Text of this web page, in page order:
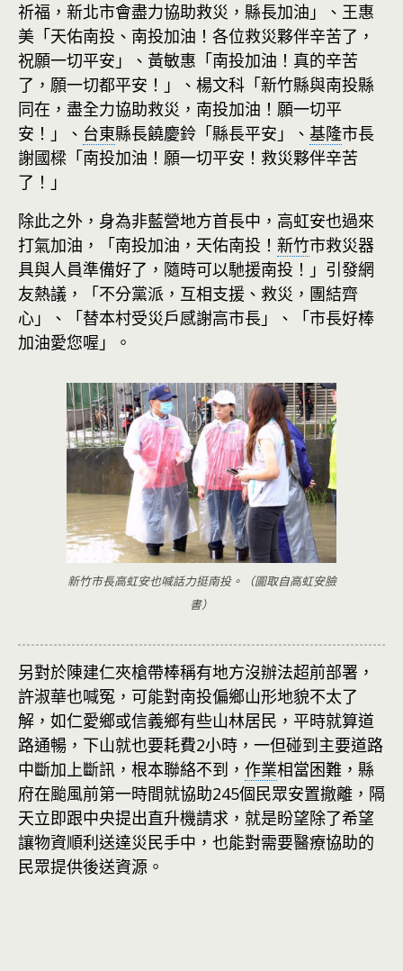
祈福，新北市會盡力協助救災，縣長加油」、王惠
美「天佑南投、南投加油！各位救災夥伴辛苦了，
祝願一切平安」、黃敏惠「南投加油！真的辛苦
了，願一切都平安！」、楊文科「新竹縣與南投縣
同在，盡全力協助救災，南投加油！願一切平
安！」、 台東縣長饒慶鈴「縣長平安」、 基隆市長
謝國樑「南投加油！願一切平安！救災夥伴辛苦
了！」
除此之外，身為非藍營地方首長中，高虹安也過來
打氣加油，「南投加油，天佑南投！ 新竹市救災器
具與人員準備好了，隨時可以馳援南投！」引發網
友熱議，「不分黨派，互相支援、救災，團結齊
心」、「替本村受災戶感謝高市長」、「市長好棒
加油愛您喔」。
新竹市長高虹安也喊話力挺南投。（圖取自高虹安臉
書）
另對於陳建仁夾槍帶棒稱有地方沒辦法超前部署，
許淑華也喊冤，可能對南投偏鄉山形地貌不太了
解，如仁愛鄉或信義鄉有些山林居民，平時就算道
路通暢，下山就也要耗費2小時，一但碰到主要道路
中斷加上斷訊，根本聯絡不到， 作業相當困難，縣
府在颱風前第一時間就協助245個民眾安置撤離，隔
天立即跟中央提出直升機請求，就是盼望除了希望
讓物資順利送達災民手中，也能對需要醫療協助的
民眾提供後送資源。